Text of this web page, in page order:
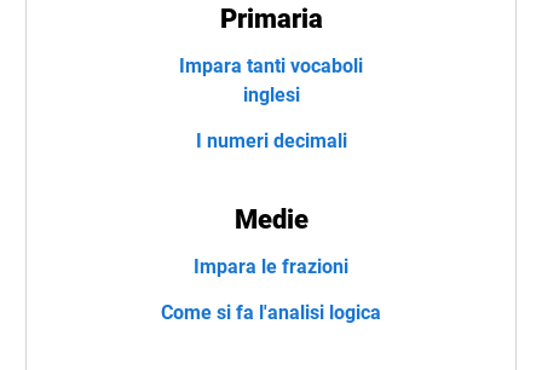
Primaria
Impara tanti vocaboli
inglesi
I numeri decimali
Medie
Impara le frazioni
Come si fa l'analisi logica